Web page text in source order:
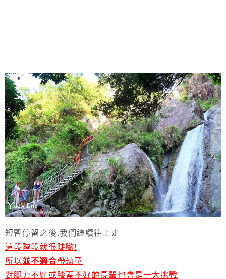
短暫停留之後.我們繼續往上走
這段階段就很陡喲!
所以並不適合帶幼童
對腿力不好或膝蓋不好的長輩也會是一大挑戰